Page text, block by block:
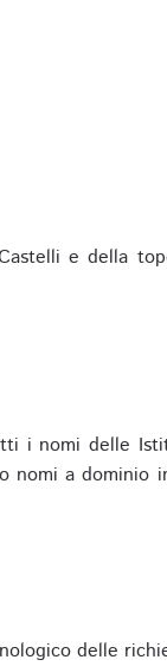
e della
i nomi delle
a dominio
delle